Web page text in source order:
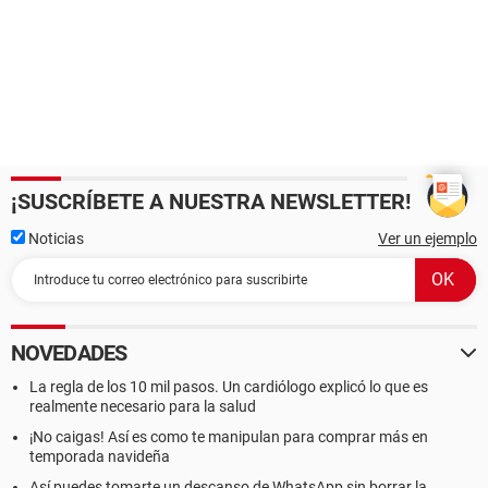
¡SUSCRÍBETE A NUESTRA NEWSLETTER!
Noticias Ver un ejemplo
NOVEDADES
La regla de los 10 mil pasos. Un cardiólogo explicó lo que es
realmente necesario para la salud
¡No caigas! Así es como te manipulan para comprar más en
temporada navideña